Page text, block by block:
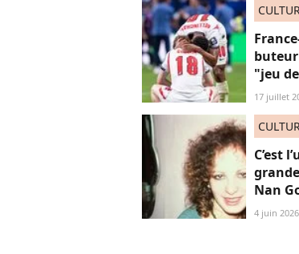
"jeu
17 juillet
C’est
Nan
mon
4 juin 2026